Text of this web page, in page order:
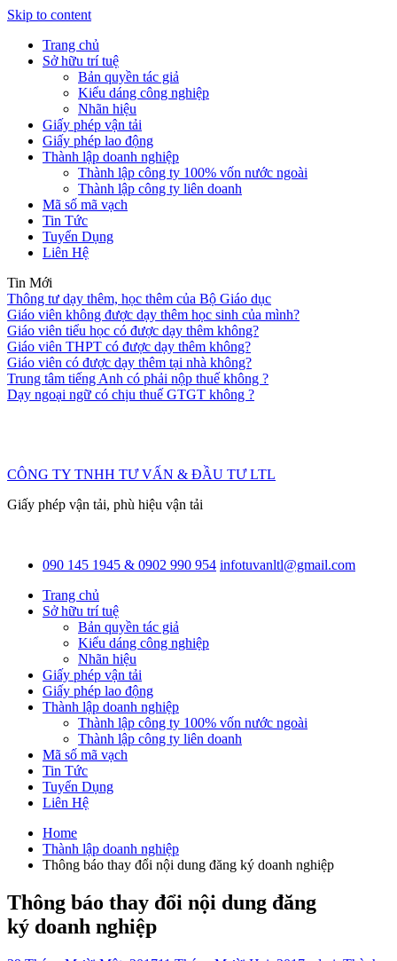
Skip to content
Trang chủ
Sở hữu trí tuệ
Bản quyền tác giả
Kiểu dáng công nghiệp
Nhãn hiệu
Giấy phép vận tải
Giấy phép lao động
Thành lập doanh nghiệp
Thành lập công ty 100% vốn nước ngoài
Thành lập công ty liên doanh
Mã số mã vạch
Tin Tức
Tuyển Dụng
Liên Hệ
Tin Mới
Thông tư dạy thêm, học thêm của Bộ Giáo dục
Giáo viên không được dạy thêm học sinh của mình?
Giáo viên tiểu học có được dạy thêm không?
Giáo viên THPT có được dạy thêm không?
Giáo viên có được dạy thêm tại nhà không?
Trung tâm tiếng Anh có phải nộp thuế không ?
Dạy ngoại ngữ có chịu thuế GTGT không ?
CÔNG TY TNHH TƯ VẤN & ĐẦU TƯ LTL
Giấy phép vận tải, phù hiệu vận tải
090 145 1945 & 0902 990 954 infotuvanltl@gmail.com
Trang chủ
Sở hữu trí tuệ
Bản quyền tác giả
Kiểu dáng công nghiệp
Nhãn hiệu
Giấy phép vận tải
Giấy phép lao động
Thành lập doanh nghiệp
Thành lập công ty 100% vốn nước ngoài
Thành lập công ty liên doanh
Mã số mã vạch
Tin Tức
Tuyển Dụng
Liên Hệ
Home
Thành lập doanh nghiệp
Thông báo thay đổi nội dung đăng ký doanh nghiệp
Thông báo thay đổi nội dung đăng
ký doanh nghiệp